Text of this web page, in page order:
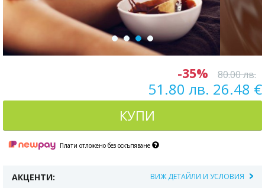
-35% 80.00 лв.
51.80 лв. 26.48 €
КУПИ
Плати отложено без оскъпяване
АКЦЕНТИ: ВИЖ ДЕТАЙЛИ И УСЛОВИЯ